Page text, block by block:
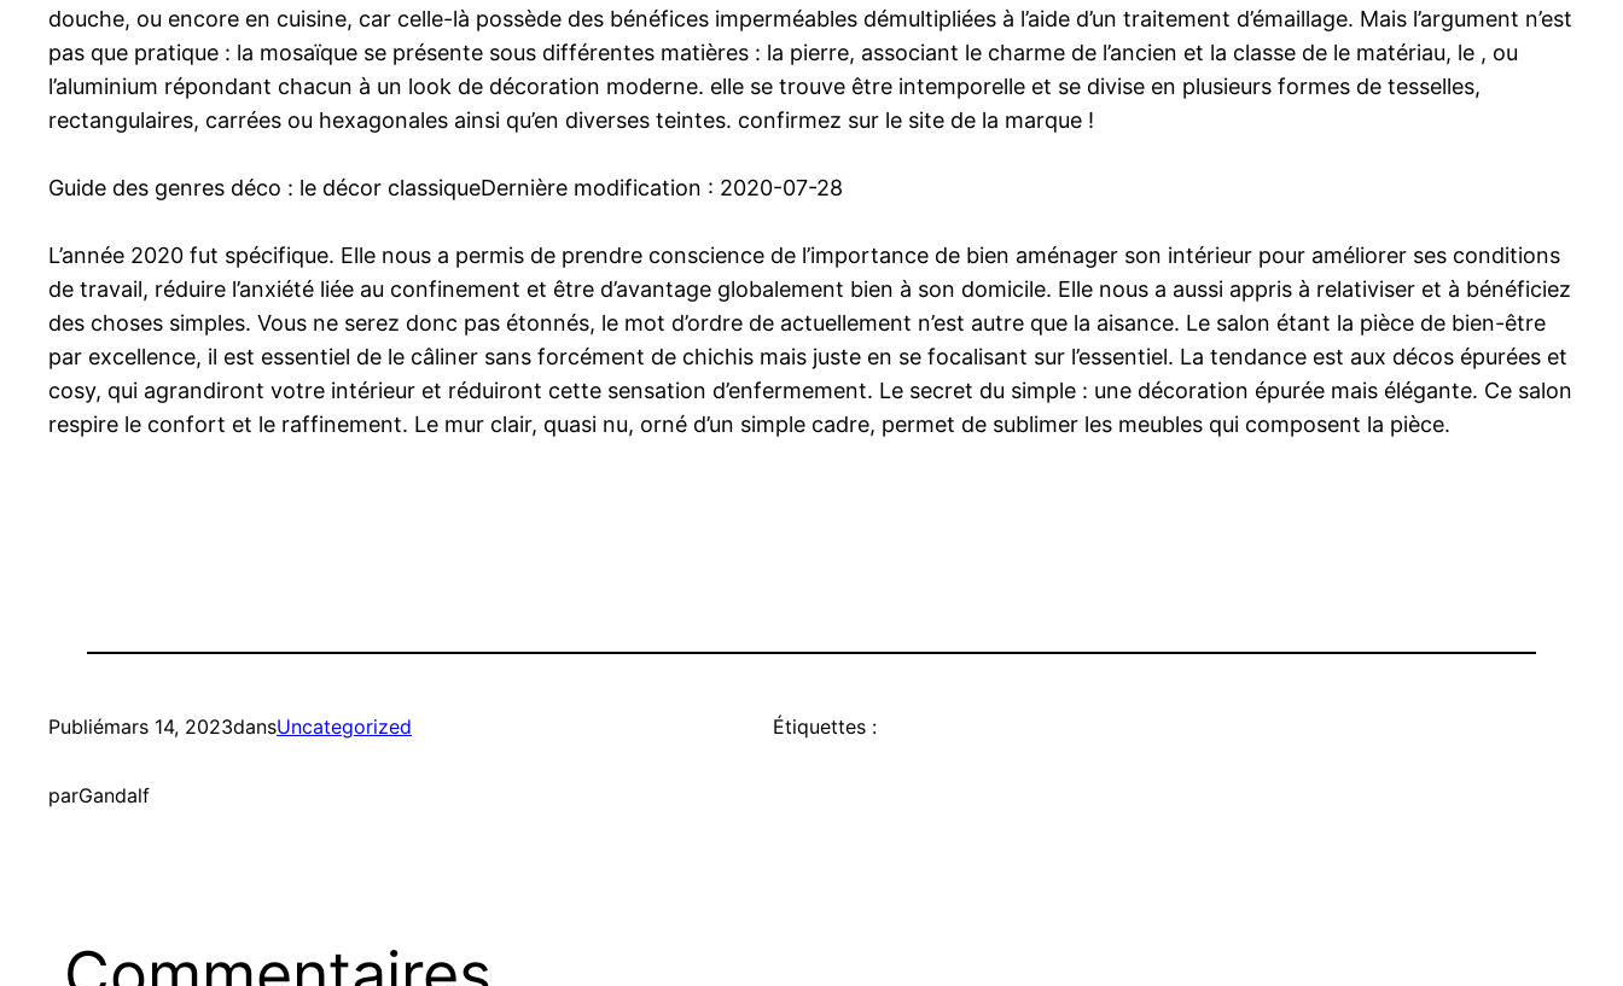
douche, ou encore en cuisine, car celle-là possède des bénéfices imperméables démultipliées à l’aide d’un traitement d’émaillage. Mais l’argument n’est
pas que pratique : la mosaïque se présente sous différentes matières : la pierre, associant le charme de l’ancien et la classe de le matériau, le , ou
l’aluminium répondant chacun à un look de décoration moderne. elle se trouve être intemporelle et se divise en plusieurs formes de tesselles,
rectangulaires, carrées ou hexagonales ainsi qu’en diverses teintes. confirmez sur le site de la marque !
Guide des genres déco : le décor classiqueDernière modification : 2020-07-28
L’année 2020 fut spécifique. Elle nous a permis de prendre conscience de l’importance de bien aménager son intérieur pour améliorer ses conditions
de travail, réduire l’anxiété liée au confinement et être d’avantage globalement bien à son domicile. Elle nous a aussi appris à relativiser et à bénéficiez
des choses simples. Vous ne serez donc pas étonnés, le mot d’ordre de actuellement n’est autre que la aisance. Le salon étant la pièce de bien-être
par excellence, il est essentiel de le câliner sans forcément de chichis mais juste en se focalisant sur l’essentiel. La tendance est aux décos épurées et
cosy, qui agrandiront votre intérieur et réduiront cette sensation d’enfermement. Le secret du simple : une décoration épurée mais élégante. Ce salon
respire le confort et le raffinement. Le mur clair, quasi nu, orné d’un simple cadre, permet de sublimer les meubles qui composent la pièce.
Publiémars 14, 2023dansUncategorized
parGandalf
Étiquettes :